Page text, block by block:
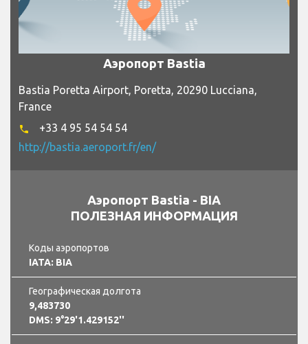
Аэропорт Bastia
Bastia Poretta Airport, Poretta, 20290 Lucciana,
France
phone
+33 4 95 54 54 54
http://bastia.aeroport.fr/en/
Аэропорт Bastia - BIA
ПОЛЕЗНАЯ ИНФОРМАЦИЯ
Коды аэропортов
IATA: BIA
Географическая долгота
9,483730
DMS: 9°29'1.429152''